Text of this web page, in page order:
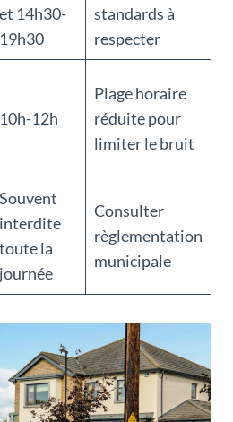
et 14h30-
19h30
standards à
respecter
10h-12h
Plage horaire
réduite pour
limiter le bruit
Souvent
interdite
toute la
journée
Consulter
règlementation
municipale